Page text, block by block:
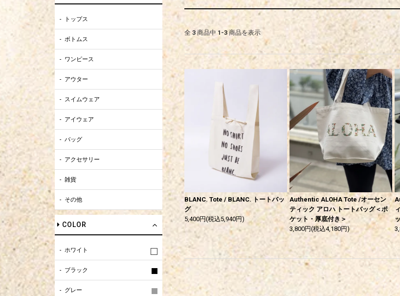
全 3 商品中 1-3 商品を表示
BLANC. Tote / BLANC. トートバッ
グ
5,400円(税込5,940円)
Authentic ALOHA Tote /オーセン
ティック アロハ トートバッグ＜ポ
ケット・厚底付き＞
3,800円(税込4,180円)
トップス
ボトムス
ワンピース
アウター
スイムウェア
アイウェア
バッグ
アクセサリー
雑貨
その他
COLOR
ホワイト
ブラック
グレー